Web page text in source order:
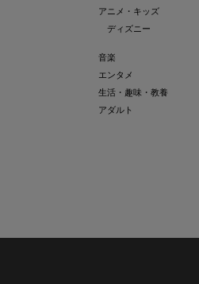
アニメ・キッズ
ディズニー
音楽
エンタメ
生活・趣味・教養
アダルト